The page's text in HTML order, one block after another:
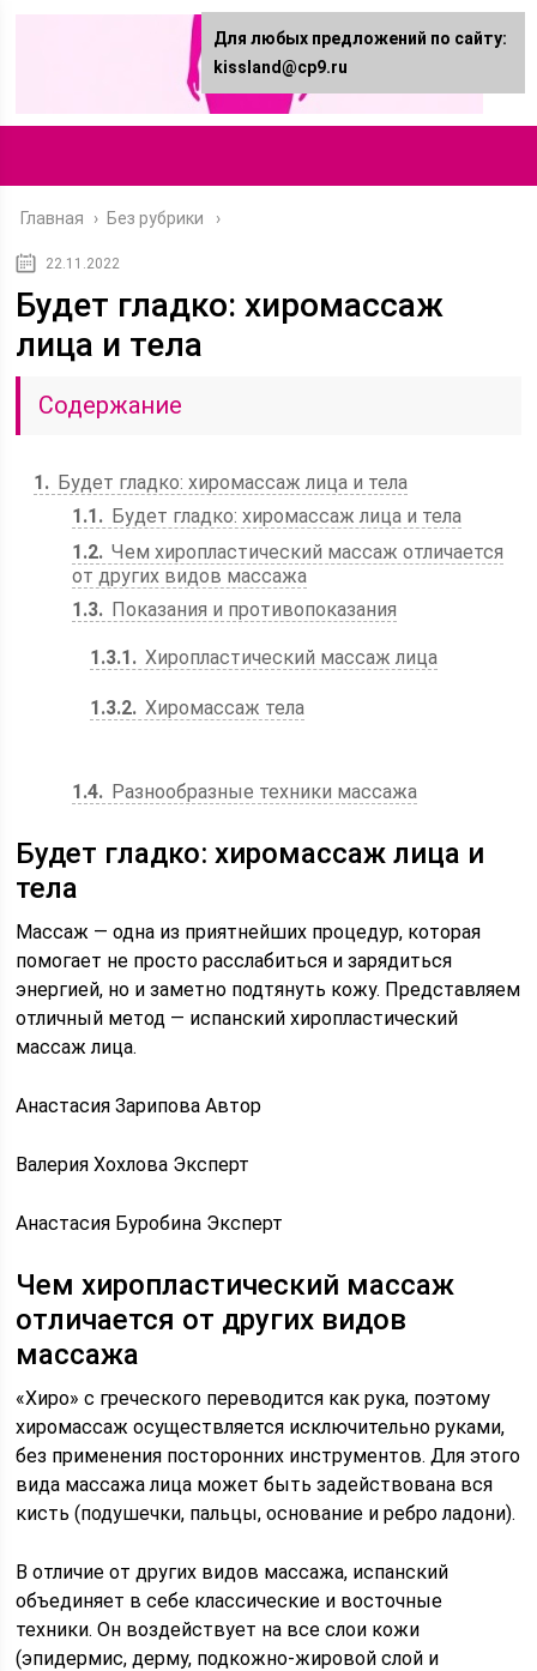
Главная › Без рубрики
22.11.2022
Будет гладко: хиромассаж
лица и тела
Содержание
1
Будет гладко: хиромассаж лица и тела
1.1
Будет гладко: хиромассаж лица и тела
1.2 Чем хиропластический массаж отличается
от других видов массажа
1.3
Показания и противопоказания
1.3.1 Хиропластический массаж лица
1.3.2 Хиромассаж тела
1.4 Разнообразные техники массажа
Будет гладко: хиромассаж лица и
тела
Массаж — одна из приятнейших процедур, которая
помогает не просто расслабиться и зарядиться
энергией, но и заметно подтянуть кожу. Представляем
отличный метод — испанский хиропластический
массаж лица.
Анастасия Зарипова Автор
Валерия Хохлова Эксперт
Анастасия Буробина Эксперт
Чем хиропластический массаж
отличается от других видов
массажа
«Хиро» с греческого переводится как рука, поэтому
хиромассаж осуществляется исключительно руками,
без применения посторонних инструментов. Для этого
вида массажа лица может быть задействована вся
кисть (подушечки, пальцы, основание и ребро ладони).
В отличие от других видов массажа, испанский
объединяет в себе классические и восточные
техники. Он воздействует на все слои кожи
(эпидермис, дерму, подкожно-жировой слой и
Для любых предложений по сайту:
kissland@cp9.ru